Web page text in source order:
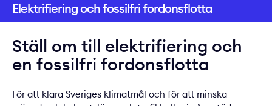
Elektrifiering och fossilfri fordonsflotta
Ställ om till elektrifiering och
en fossilfri fordonsflotta
För att klara Sveriges klimatmål och för att minska